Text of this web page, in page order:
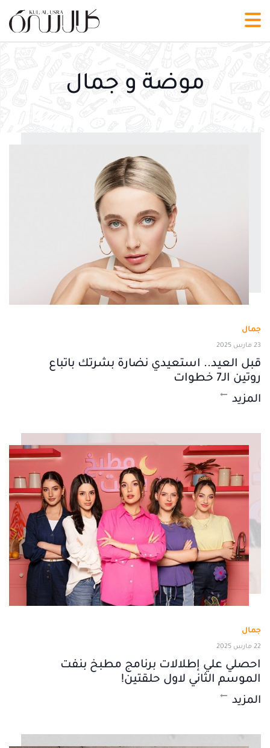
موضة و جمال
جمال
23 مارس 2025
قبل العيد.. استعيدي نضارة بشرتك باتباع
روتين الـ7 خطوات
المزيد
جمال
22 مارس 2025
احصلي علي إطلالات برنامج مطبخ بنفت
الموسم الثاني لاول حلقتين!
المزيد